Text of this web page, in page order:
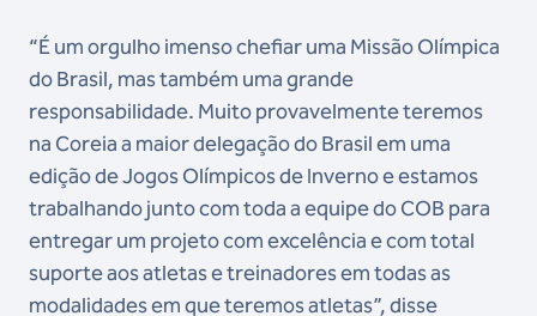
“É um orgulho imenso chefiar uma Missão Olímpica
do Brasil, mas também uma grande
responsabilidade. Muito provavelmente teremos
na Coreia a maior delegação do Brasil em uma
edição de Jogos Olímpicos de Inverno e estamos
trabalhando junto com toda a equipe do COB para
entregar um projeto com excelência e com total
suporte aos atletas e treinadores em todas as
modalidades em que teremos atletas”, disse